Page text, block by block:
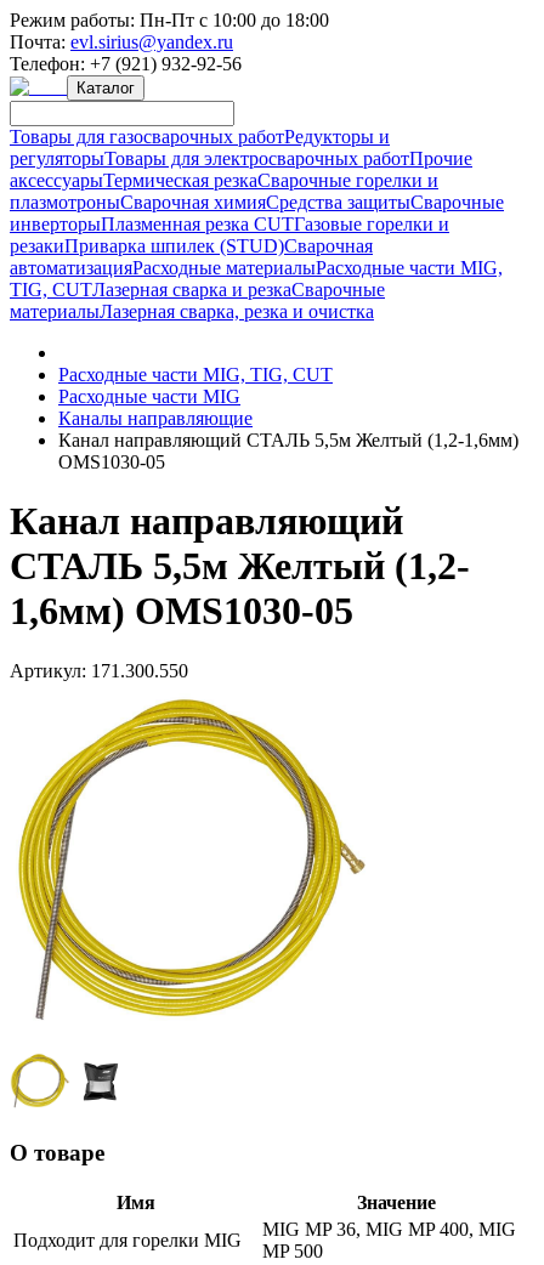
Режим работы: Пн-Пт с 10:00 до 18:00
Почта: evl.sirius@yandex.ru
Телефон: +7 (921) 932-92-56
Каталог
Товары для газосварочных работРедукторы и
регуляторыТовары для электросварочных работПрочие
аксессуарыТермическая резкаСварочные горелки и
плазмотроныСварочная химияСредства защитыСварочные
инверторыПлазменная резка CUTГазовые горелки и
резакиПриварка шпилек (STUD)Сварочная
автоматизацияРасходные материалыРасходные части MIG,
TIG, CUTЛазерная сварка и резкаСварочные
материалыЛазерная сварка, резка и очистка
Расходные части MIG, TIG, CUT
Расходные части MIG
Каналы направляющие
Канал направляющий СТАЛЬ 5,5м Желтый (1,2-1,6мм)
OMS1030-05
Канал направляющий
СТАЛЬ 5,5м Желтый (1,2-
1,6мм) OMS1030-05
Артикул: 171.300.550
О товаре
Имя
Значение
Подходит для горелки MIG
MIG MP 36, MIG MP 400, MIG
MP 500